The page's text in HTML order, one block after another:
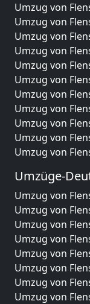
Umzug von
Umzug von
Umzug von
Umzug von
Umzug von
Umzug von
Umzug von
Umzug von
Umzug von
Umzug von
Umzug von
Umzüge-
Umzug von
Umzug von
Umzug von
Umzug von
Umzug von
Umzug von
Umzug von
Umzug von